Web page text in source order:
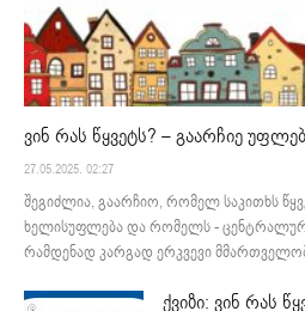
ვინ რას წყვეტს? – გაარჩიე
27.05.2025. 02:27
შეგიძლია, გაარჩიო, რომელ საკითხს
ხელისუფლება და რომელს -
რამდენად კარგად ერკვევი
ქვიზი: ვინ რას